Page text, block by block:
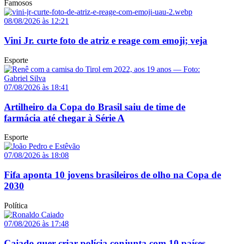
Famosos
08/08/2026 às 12:21
Vini Jr. curte foto de atriz e reage com emoji; veja
Esporte
07/08/2026 às 18:41
Artilheiro da Copa do Brasil saiu de time de
farmácia até chegar à Série A
Esporte
07/08/2026 às 18:08
Fifa aponta 10 jovens brasileiros de olho na Copa de
2030
Política
07/08/2026 às 17:48